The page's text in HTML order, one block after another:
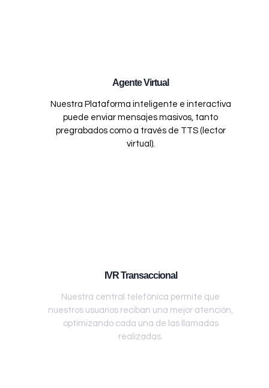
Agente Virtual
Nuestra Plataforma inteligente e interactiva
puede enviar mensajes masivos, tanto
pregrabados como a través de TTS (lector
virtual).
IVR Transaccional
Nuestra central telefónica permite que
nuestros usuarios reciban una mejor atención,
optimizando cada una de las llamadas
realizadas.